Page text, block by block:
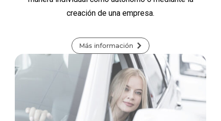
creación de una empresa.
Más información